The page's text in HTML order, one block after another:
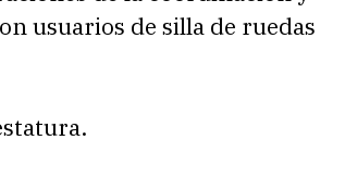
usuarios de silla de ruedas